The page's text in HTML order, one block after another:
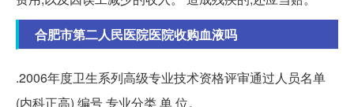
合肥市第二人民医院医院收购血液吗
.2006年度卫生系列高级专业技术资格评审通过人员名单
(内科正高) 编号 专业分类 单 位。